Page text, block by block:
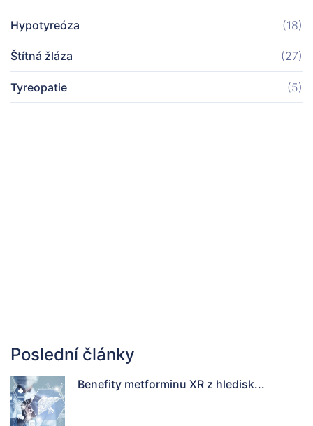
Hypotyreóza (18)
Štítná žláza (27)
Tyreopatie (5)
Poslední články
Benefity metforminu XR z hledisk...